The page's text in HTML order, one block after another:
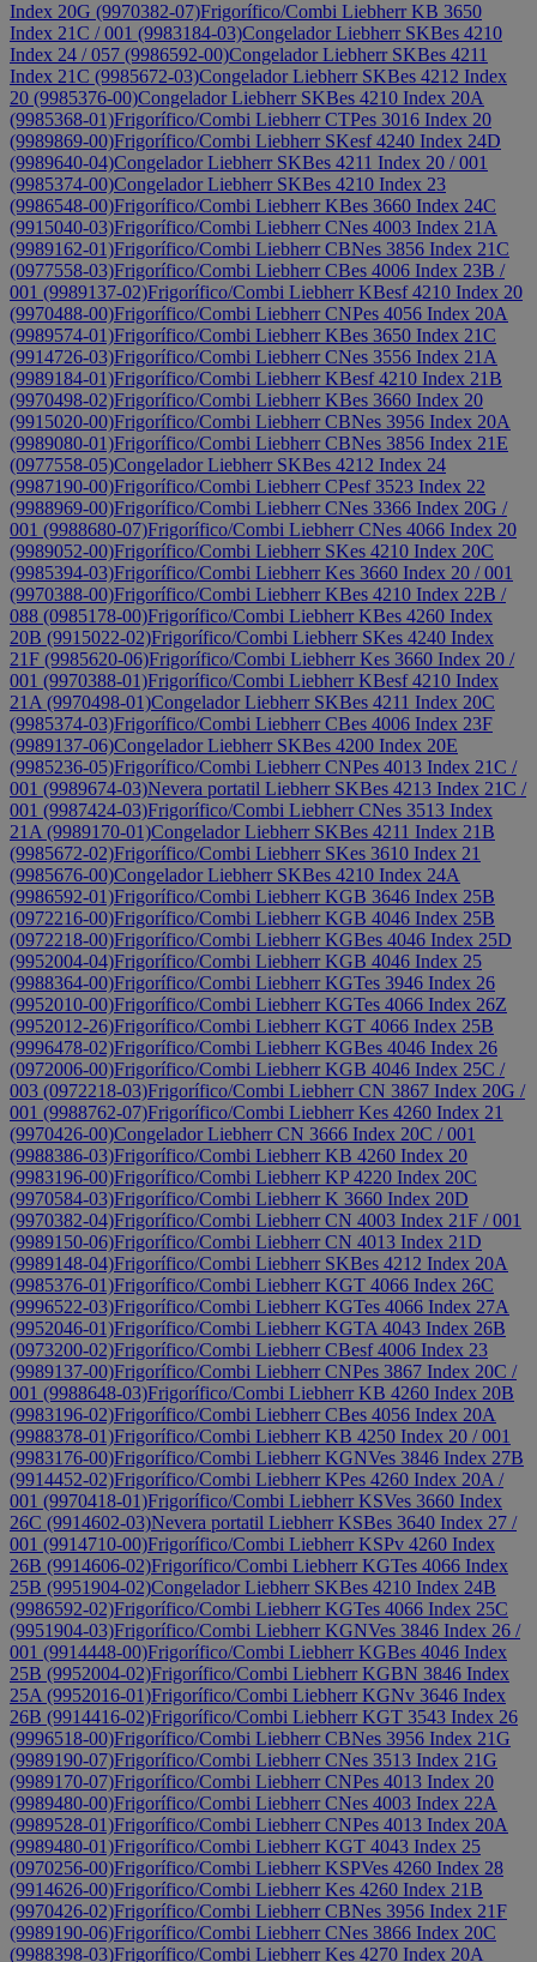
Index 20G (9970382-07)Frigorífico/Combi Liebherr KB 3650
Index 21C / 001 (9983184-03)Congelador Liebherr SKBes 4210
Index 24 / 057 (9986592-00)Congelador Liebherr SKBes 4211
Index 21C (9985672-03)Congelador Liebherr SKBes 4212 Index
20 (9985376-00)Congelador Liebherr SKBes 4210 Index 20A
(9985368-01)Frigorífico/Combi Liebherr CTPes 3016 Index 20
(9989869-00)Frigorífico/Combi Liebherr SKesf 4240 Index 24D
(9989640-04)Congelador Liebherr SKBes 4211 Index 20 / 001
(9985374-00)Congelador Liebherr SKBes 4210 Index 23
(9986548-00)Frigorífico/Combi Liebherr KBes 3660 Index 24C
(9915040-03)Frigorífico/Combi Liebherr CNes 4003 Index 21A
(9989162-01)Frigorífico/Combi Liebherr CBNes 3856 Index 21C
(0977558-03)Frigorífico/Combi Liebherr CBes 4006 Index 23B /
001 (9989137-02)Frigorífico/Combi Liebherr KBesf 4210 Index 20
(9970488-00)Frigorífico/Combi Liebherr CNPes 4056 Index 20A
(9989574-01)Frigorífico/Combi Liebherr KBes 3650 Index 21C
(9914726-03)Frigorífico/Combi Liebherr CNes 3556 Index 21A
(9989184-01)Frigorífico/Combi Liebherr KBesf 4210 Index 21B
(9970498-02)Frigorífico/Combi Liebherr KBes 3660 Index 20
(9915020-00)Frigorífico/Combi Liebherr CBNes 3956 Index 20A
(9989080-01)Frigorífico/Combi Liebherr CBNes 3856 Index 21E
(0977558-05)Congelador Liebherr SKBes 4212 Index 24
(9987190-00)Frigorífico/Combi Liebherr CPesf 3523 Index 22
(9988969-00)Frigorífico/Combi Liebherr CNes 3366 Index 20G /
001 (9988680-07)Frigorífico/Combi Liebherr CNes 4066 Index 20
(9989052-00)Frigorífico/Combi Liebherr SKes 4210 Index 20C
(9985394-03)Frigorífico/Combi Liebherr Kes 3660 Index 20 / 001
(9970388-00)Frigorífico/Combi Liebherr KBes 4210 Index 22B /
088 (0985178-00)Frigorífico/Combi Liebherr KBes 4260 Index
20B (9915022-02)Frigorífico/Combi Liebherr SKes 4240 Index
21F (9985620-06)Frigorífico/Combi Liebherr Kes 3660 Index 20 /
001 (9970388-01)Frigorífico/Combi Liebherr KBesf 4210 Index
21A (9970498-01)Congelador Liebherr SKBes 4211 Index 20C
(9985374-03)Frigorífico/Combi Liebherr CBes 4006 Index 23F
(9989137-06)Congelador Liebherr SKBes 4200 Index 20E
(9985236-05)Frigorífico/Combi Liebherr CNPes 4013 Index 21C /
001 (9989674-03)Nevera portatil Liebherr SKBes 4213 Index 21C /
001 (9987424-03)Frigorífico/Combi Liebherr CNes 3513 Index
21A (9989170-01)Congelador Liebherr SKBes 4211 Index 21B
(9985672-02)Frigorífico/Combi Liebherr SKes 3610 Index 21
(9985676-00)Congelador Liebherr SKBes 4210 Index 24A
(9986592-01)Frigorífico/Combi Liebherr KGB 3646 Index 25B
(0972216-00)Frigorífico/Combi Liebherr KGB 4046 Index 25B
(0972218-00)Frigorífico/Combi Liebherr KGBes 4046 Index 25D
(9952004-04)Frigorífico/Combi Liebherr KGB 4046 Index 25
(9988364-00)Frigorífico/Combi Liebherr KGTes 3946 Index 26
(9952010-00)Frigorífico/Combi Liebherr KGTes 4066 Index 26Z
(9952012-26)Frigorífico/Combi Liebherr KGT 4066 Index 25B
(9996478-02)Frigorífico/Combi Liebherr KGBes 4046 Index 26
(0972006-00)Frigorífico/Combi Liebherr KGB 4046 Index 25C /
003 (0972218-03)Frigorífico/Combi Liebherr CN 3867 Index 20G /
001 (9988762-07)Frigorífico/Combi Liebherr Kes 4260 Index 21
(9970426-00)Congelador Liebherr CN 3666 Index 20C / 001
(9988386-03)Frigorífico/Combi Liebherr KB 4260 Index 20
(9983196-00)Frigorífico/Combi Liebherr KP 4220 Index 20C
(9970584-03)Frigorífico/Combi Liebherr K 3660 Index 20D
(9970382-04)Frigorífico/Combi Liebherr CN 4003 Index 21F / 001
(9989150-06)Frigorífico/Combi Liebherr CN 4013 Index 21D
(9989148-04)Frigorífico/Combi Liebherr SKBes 4212 Index 20A
(9985376-01)Frigorífico/Combi Liebherr KGT 4066 Index 26C
(9996522-03)Frigorífico/Combi Liebherr KGTes 4066 Index 27A
(9952046-01)Frigorífico/Combi Liebherr KGTA 4043 Index 26B
(0973200-02)Frigorífico/Combi Liebherr CBesf 4006 Index 23
(9989137-00)Frigorífico/Combi Liebherr CNPes 3867 Index 20C /
001 (9988648-03)Frigorífico/Combi Liebherr KB 4260 Index 20B
(9983196-02)Frigorífico/Combi Liebherr CBes 4056 Index 20A
(9988378-01)Frigorífico/Combi Liebherr KB 4250 Index 20 / 001
(9983176-00)Frigorífico/Combi Liebherr KGNVes 3846 Index 27B
(9914452-02)Frigorífico/Combi Liebherr KPes 4260 Index 20A /
001 (9970418-01)Frigorífico/Combi Liebherr KSVes 3660 Index
26C (9914602-03)Nevera portatil Liebherr KSBes 3640 Index 27 /
001 (9914710-00)Frigorífico/Combi Liebherr KSPv 4260 Index
26B (9914606-02)Frigorífico/Combi Liebherr KGTes 4066 Index
25B (9951904-02)Congelador Liebherr SKBes 4210 Index 24B
(9986592-02)Frigorífico/Combi Liebherr KGTes 4066 Index 25C
(9951904-03)Frigorífico/Combi Liebherr KGNVes 3846 Index 26 /
001 (9914448-00)Frigorífico/Combi Liebherr KGBes 4046 Index
25B (9952004-02)Frigorífico/Combi Liebherr KGBN 3846 Index
25A (9952016-01)Frigorífico/Combi Liebherr KGNv 3646 Index
26B (9914416-02)Frigorífico/Combi Liebherr KGT 3543 Index 26
(9996518-00)Frigorífico/Combi Liebherr CBNes 3956 Index 21G
(9989190-07)Frigorífico/Combi Liebherr CNes 3513 Index 21G
(9989170-07)Frigorífico/Combi Liebherr CNPes 4013 Index 20
(9989480-00)Frigorífico/Combi Liebherr CNes 4003 Index 22A
(9989528-01)Frigorífico/Combi Liebherr CNPes 4013 Index 20A
(9989480-01)Frigorífico/Combi Liebherr KGT 4043 Index 25
(0970256-00)Frigorífico/Combi Liebherr KSPVes 4260 Index 28
(9914626-00)Frigorífico/Combi Liebherr Kes 4260 Index 21B
(9970426-02)Frigorífico/Combi Liebherr CBNes 3956 Index 21F
(9989190-06)Frigorífico/Combi Liebherr CNes 3866 Index 20C
(9988398-03)Frigorífico/Combi Liebherr Kes 4270 Index 20A